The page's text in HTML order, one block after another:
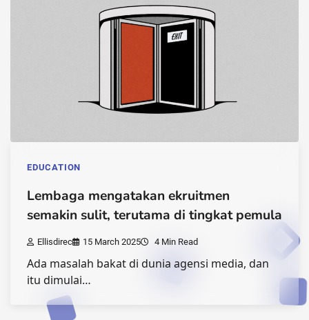
EDUCATION
Lembaga mengatakan ekruitmen
semakin sulit, terutama di tingkat pemula
Ellisdirec 15 March 2025 4 Min Read
Ada masalah bakat di dunia agensi media, dan
itu dimulai…